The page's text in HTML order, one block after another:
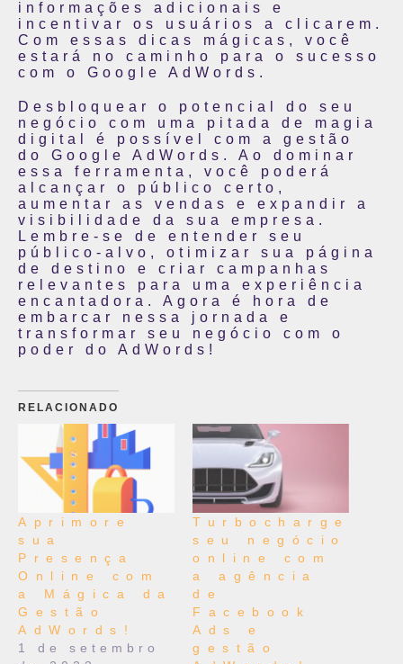
informações adicionais e
incentivar os usuários a clicarem.
Com essas dicas mágicas, você
estará no caminho para o sucesso
com o Google AdWords.
Desbloquear o potencial do seu
negócio com uma pitada de magia
digital é possível com a gestão
do Google AdWords. Ao dominar
essa ferramenta, você poderá
alcançar o público certo,
aumentar as vendas e expandir a
visibilidade da sua empresa.
Lembre-se de entender seu
público-alvo, otimizar sua página
de destino e criar campanhas
relevantes para uma experiência
encantadora. Agora é hora de
embarcar nessa jornada e
transformar seu negócio com o
poder do AdWords!
RELACIONADO
Aprimore
sua
Presença
Online com
a Mágica da
Gestão
AdWords!
1 de setembro
Turbocharge
seu negócio
online com
a agência
de
Facebook
Ads e
gestão